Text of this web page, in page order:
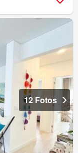
12 Fotos